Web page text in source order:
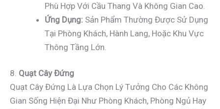
Phù Hợp Với Cầu Thang Và Không Gian Cao.
Ứng Dụng: Sản Phẩm Thường Được Sử Dụng
Tại Phòng Khách, Hành Lang, Hoặc Khu Vực
Thông Tầng Lớn.
8. Quạt Cây Đứng
Quạt Cây Đứng Là Lựa Chọn Lý Tưởng Cho Các Không
Gian Sống Hiện Đại Như Phòng Khách, Phòng Ngủ Hay